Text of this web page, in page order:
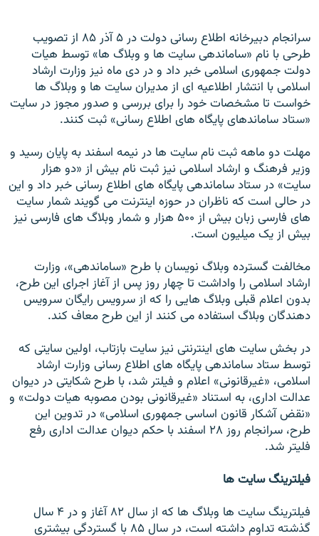
سرانجام دبيرخانه اطلاع رسانی دولت در ۵ آذر ۸۵ از تصويب
طرحی با نام «ساماندهی سايت ها و وبلاگ ها» توسط هيات
دولت جمهوری اسلامی خبر داد و در دی ماه نيز وزارت ارشاد
اسلامی با انتشار اطلاعيه ای از مديران سايت ها و وبلاگ ها
خواست تا مشخصات خود را برای بررسی و صدور مجوز در سايت
«ستاد ساماندهای پايگاه های اطلاع رسانی» ثبت کنند.
مهلت دو ماهه ثبت نام سايت ها در نيمه اسفند به پايان رسيد و
وزير فرهنگ و ارشاد اسلامی نيز ثبت نام بيش از «دو هزار
سايت» در ستاد ساماندهی پايگاه های اطلاع رسانی خبر داد و اين
در حالی است که ناظران در حوزه اينترنت می گويند شمار سايت
های فارسی زبان بيش از ۵۰۰ هزار و شمار وبلاگ های فارسی نيز
بيش از يک ميليون است.
مخالفت گسترده وبلاگ نويسان با طرح «ساماندهی»، وزارت
ارشاد اسلامی را واداشت تا چهار روز پس از آغاز اجرای اين طرح،
بدون اعلام قبلی وبلاگ هايی را که از سرويس رايگان سرويس
دهندگان وبلاگ استفاده می کنند از اين طرح معاف کند.
در بخش سايت های اينترنتی نيز سايت بازتاب، اولين سايتی که
توسط ستاد ساماندهی پايگاه های اطلاع رسانی وزارت ارشاد
اسلامی، «غيرقانونی» اعلام و فيلتر شد، با طرح شکايتی در ديوان
عدالت اداری، به استناد «غيرقانونی بودن مصوبه هيات دولت» و
«نقض آشکار قانون اساسی جمهوری اسلامی» در تدوين اين
طرح، سرانجام روز ۲۸ اسفند با حکم ديوان عدالت اداری رفع
فليتر شد.
فيلترينگ سايت ها
فيلترينگ سايت ها وبلاگ ها که از سال ۸۲ آغاز و در ۴ سال
گذشته تداوم داشته است، در سال ۸۵ با گستردگی بيشتری